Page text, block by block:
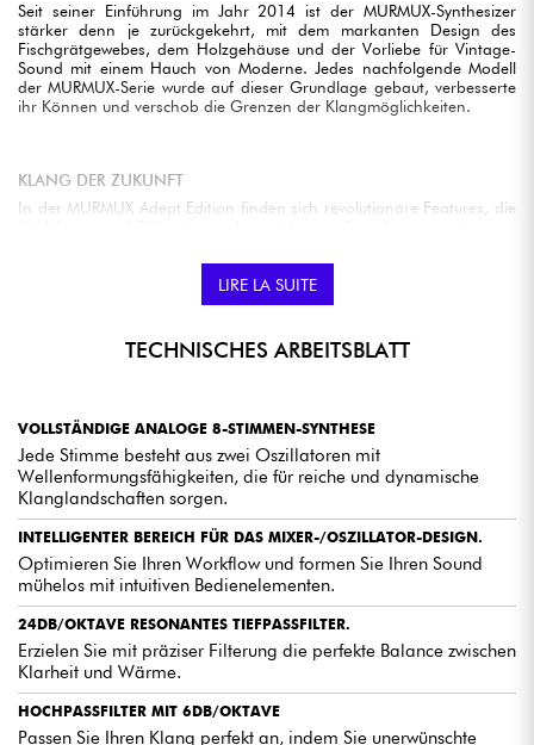
Seit seiner Einführung im Jahr 2014 ist der MURMUX-Synthesizer
stärker denn je zurückgekehrt, mit dem markanten Design des
Fischgrätgewebes, dem Holzgehäuse und der Vorliebe für Vintage-
Sound mit einem Hauch von Moderne. Jedes nachfolgende Modell
der MURMUX-Serie wurde auf dieser Grundlage gebaut, verbesserte
ihr Können und verschob die Grenzen der Klangmöglichkeiten.
KLANG DER ZUKUNFT
In der MURMUX Adept Edition finden sich revolutionäre Features, die
unvergleichliche Klangmöglichkeiten bieten.
DIE TOP-SYNTHESIZER
Benutzeroberfläche und dem Status einer limitierten Auflage wird
Kreativität und des Ausdrucks zu erweitern.
DIE MEINUNGEN VON EXPERTEN
Die Dreadbox Murmux Adept bietet eine extrem reiche
und kraftvolle Klangpalette, ideal für Produzenten und
Komponisten, die auf der Suche nach einzigartigen und
tiefen Texturen sind.
Sein robustes Design und die hochwertige Konstruktion
LIRE LA SUITE
TECHNISCHES ARBEITSBLATT
VOLLSTÄNDIGE ANALOGE 8-STIMMEN-SYNTHESE
Jede Stimme besteht aus zwei Oszillatoren mit
Wellenformungsfähigkeiten, die für reiche und dynamische
Klanglandschaften sorgen.
INTELLIGENTER BEREICH FÜR DAS MIXER-/OSZILLATOR-DESIGN.
Optimieren Sie Ihren Workflow und formen Sie Ihren Sound
mühelos mit intuitiven Bedienelementen.
24DB/OKTAVE RESONANTES TIEFPASSFILTER.
Erzielen Sie mit präziser Filterung die perfekte Balance zwischen
Klarheit und Wärme.
HOCHPASSFILTER MIT 6DB/OKTAVE
Passen Sie Ihren Klang perfekt an, indem Sie unerwünschte